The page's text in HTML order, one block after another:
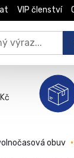
VIP členství
obuv